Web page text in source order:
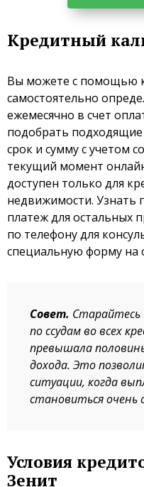
Кредитный
Вы можете с помощью
самостоятельно
ежемесячно в счет
подобрать
срок и сумму с учетом
текущий момент
доступен только для
недвижимости.
платеж для остальных
по телефону для
специальную форму на
Совет.
по ссудам во всех
превышала
дохода. Это
ситуации, когда
становиться очень
Условия
Зенит